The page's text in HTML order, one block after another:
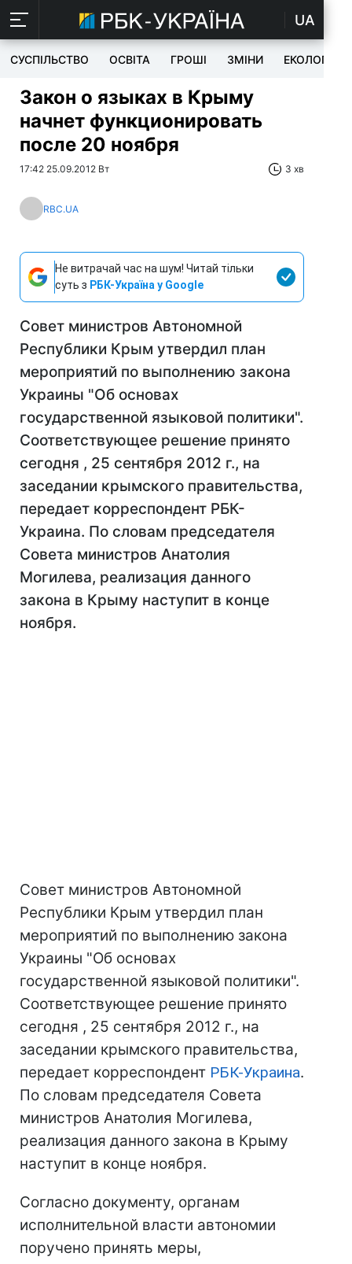
UA
СУСПІЛЬСТВО ОСВІТА ГРОШІ ЗМІНИ ЕКОЛОГІЯ
Закон о языках в Крыму
начнет функционировать
после 20 ноября
17:42 25.09.2012 Вт 3 хв
RBC.UA
Не витрачай час на шум! Читай тільки
суть з РБК-Україна у Google
Совет министров Автономной
Республики Крым утвердил план
мероприятий по выполнению закона
Украины "Об основах
государственной языковой политики".
Соответствующее решение принято
сегодня , 25 сентября 2012 г., на
заседании крымского правительства,
передает корреспондент РБК-
Украина. По словам председателя
Совета министров Анатолия
Могилева, реализация данного
закона в Крыму наступит в конце
ноября.
Совет министров Автономной
Республики Крым утвердил план
мероприятий по выполнению закона
Украины "Об основах
государственной языковой политики".
Соответствующее решение принято
сегодня , 25 сентября 2012 г., на
заседании крымского правительства,
передает корреспондент РБК-Украина.
По словам председателя Совета
министров Анатолия Могилева,
реализация данного закона в Крыму
наступит в конце ноября.
Согласно документу, органам
исполнительной власти автономии
поручено принять меры,